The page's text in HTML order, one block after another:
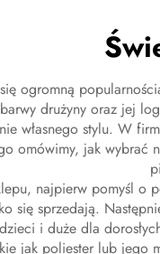
ogromną
drużyny oraz jej
własnego stylu. W
omówimy, jak wybrać
najpierw pomyśl o
się sprzedają.
i duże dla
jak poliester lub